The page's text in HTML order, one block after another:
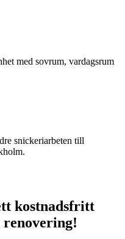
med sovrum, vardagsrum
snickeriarbeten till
kostnadsfritt